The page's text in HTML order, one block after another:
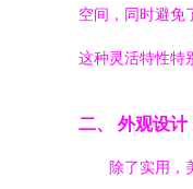
空间，同时避免
这种灵活特性特
二、 外观设
除了实用，